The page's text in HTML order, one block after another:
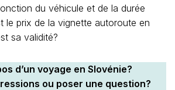
du véhicule et de la durée
le prix de la vignette autoroute en
sa validité?
d’un voyage en Slovénie?
ou poser une question?